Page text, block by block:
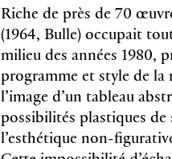
Riche de près de 70
(1964, Bulle) occupait
milieu des années 1980,
programme et style de
l’image d’un tableau
possibilités plastiques
l’esthétique non-